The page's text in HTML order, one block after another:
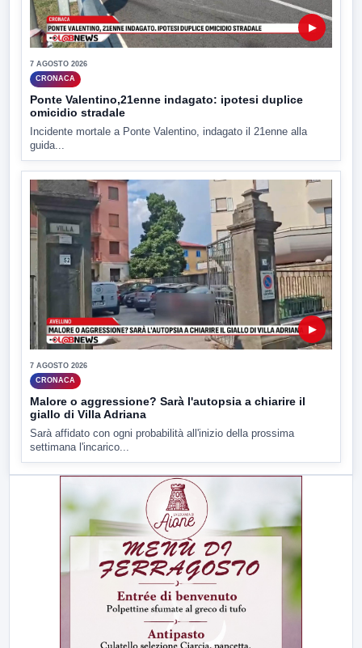
▶
7 AGOSTO 2026
CRONACA
Ponte Valentino,21enne indagato: ipotesi duplice
omicidio stradale
Incidente mortale a Ponte Valentino, indagato il 21enne alla
guida...
▶
7 AGOSTO 2026
CRONACA
Malore o aggressione? Sarà l'autopsia a chiarire il
giallo di Villa Adriana
Sarà affidato con ogni probabilità all'inizio della prossima
settimana l'incarico...